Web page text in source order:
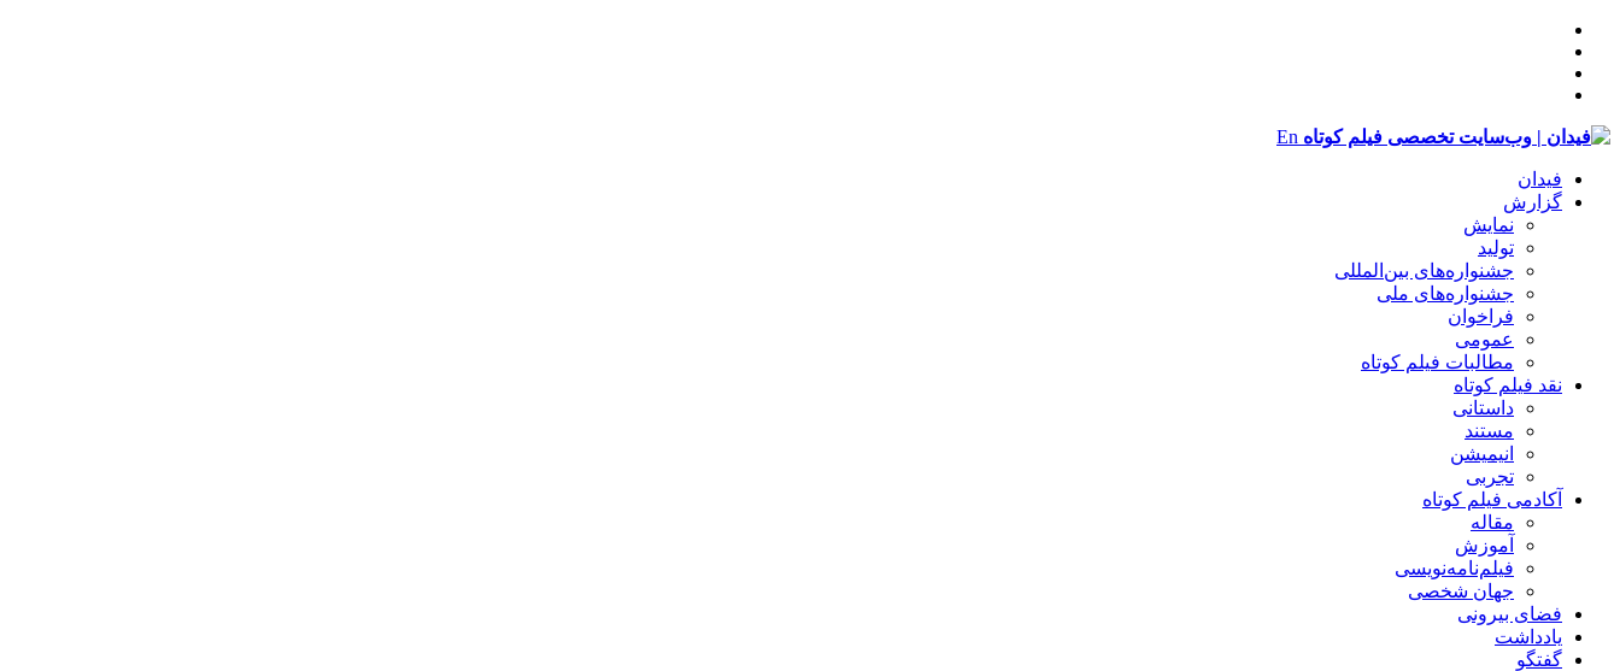
En
فیدان
گزارش
نمایش
تولید
‌‌جشنواره‌های بین‌المللی
جشنواره‌های ملی
فراخوان
عمومی
مطالبات فیلم کوتاه
نقد فیلم کوتاه
داستانی
مستند
انیمیشن
تجربی
آکادمی فیلم کوتاه
مقاله
آموزش
فیلم‌نامه‌نویسی
جهان شخصی
فضای بیرونی
یادداشت
گفتگو